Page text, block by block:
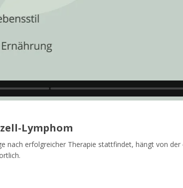
Lymphom
nach erfolgreicher Therapie stattfindet, hängt von